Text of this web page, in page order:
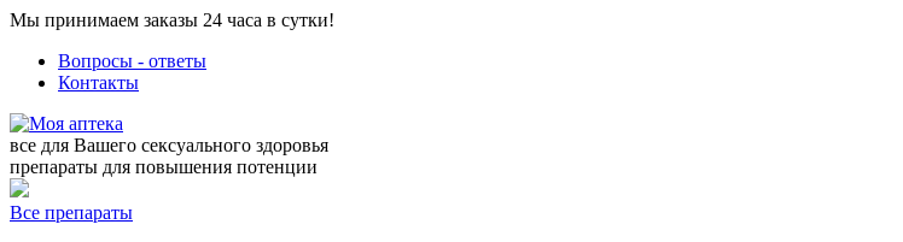
Мы принимаем заказы 24 часа в сутки!
Вопросы - ответы
Контакты
все для Вашего сексуального здоровья
препараты для повышения потенции
Все препараты